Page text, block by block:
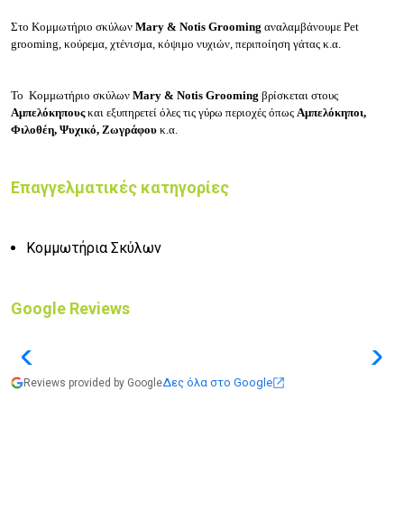
Στο Κομμωτήριο σκύλων Mary & Notis Grooming αναλαμβάνουμε Pet
grooming, κούρεμα, χτένισμα, κόψιμο νυχιών, περιποίηση γάτας κ.α.
Το Κομμωτήριο σκύλων Mary & Notis Grooming βρίσκεται στους
Αμπελόκηπουςκαι εξυπηρετεί όλες τις γύρω περιοχές όπως Αμπελόκηποι,
Φιλοθέη, Ψυχικό, Ζωγράφου κ.α.
Επαγγελματικές κατηγορίες
Κομμωτήρια Σκύλων
Google Reviews
Reviews provided by GoogleΔες όλα στο Google